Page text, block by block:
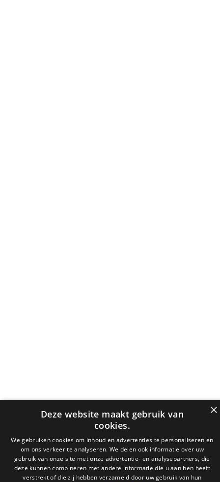
×
Deze website maakt gebruik van
cookies.
We gebruiken cookies om inhoud en advertenties te personaliseren en
om ons verkeer te analyseren. We delen ook informatie over uw
gebruik van onze site met onze advertentie- en analysepartners, die
deze kunnen combineren met andere informatie die u aan hen heeft
verstrekt of die zij hebben verzameld door uw gebruik van hun